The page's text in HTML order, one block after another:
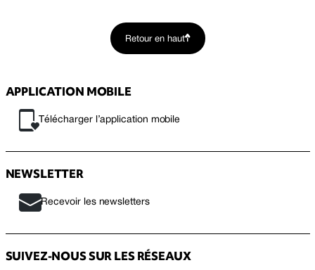
Retour en haut
APPLICATION MOBILE
Télécharger l’application mobile
NEWSLETTER
Recevoir les newsletters
SUIVEZ-NOUS SUR LES RÉSEAUX